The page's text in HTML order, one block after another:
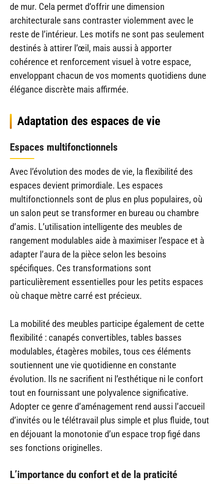
de mur. Cela permet d’offrir une dimension
architecturale sans contraster violemment avec le
reste de l’intérieur. Les motifs ne sont pas seulement
destinés à attirer l’œil, mais aussi à apporter
cohérence et renforcement visuel à votre espace,
enveloppant chacun de vos moments quotidiens dune
élégance discrète mais affirmée.
Adaptation des espaces de vie
Espaces multifonctionnels
Avec l’évolution des modes de vie, la flexibilité des
espaces devient primordiale. Les espaces
multifonctionnels sont de plus en plus populaires, où
un salon peut se transformer en bureau ou chambre
d’amis. L’utilisation intelligente des meubles de
rangement modulables aide à maximiser l’espace et à
adapter l’aura de la pièce selon les besoins
spécifiques. Ces transformations sont
particulièrement essentielles pour les petits espaces
où chaque mètre carré est précieux.
La mobilité des meubles participe également de cette
flexibilité : canapés convertibles, tables basses
modulables, étagères mobiles, tous ces éléments
soutiennent une vie quotidienne en constante
évolution. Ils ne sacrifient ni l’esthétique ni le confort
tout en fournissant une polyvalence significative.
Adopter ce genre d’aménagement rend aussi l’accueil
d’invités ou le télétravail plus simple et plus fluide, tout
en déjouant la monotonie d’un espace trop figé dans
ses fonctions originelles.
L’importance du confort et de la praticité